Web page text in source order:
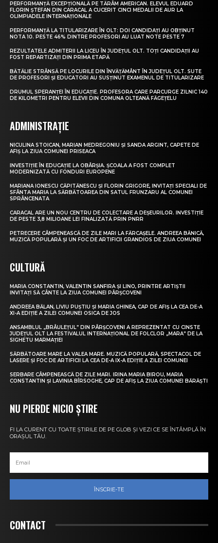
PERFORMANȚĂ EXCEPȚIONALĂ PE TĂRÂM AMERICAN. ELEVUL EDUARD
FLORIN ȘTEFAN DIN CARACAL A CUCERIT CINCI MEDALII DE AUR LA
OLIMPIADELE INTERNAȚIONALE
PERFORMANȚĂ LA TITULARIZARE ÎN OLT: DOI CANDIDAȚI AU OBȚINUT
NOTA 10. PESTE 46% DINTRE PROFESORI AU LUAT NOTE PESTE 7
REZULTATELE ADMITERII LA LICEU ÎN JUDEȚUL OLT. TOȚI CANDIDAȚII AU
FOST REPARTIZAȚI DIN PRIMA ETAPĂ
BĂTĂLIE STRÂNSĂ PE LOCURILE DIN ÎNVĂȚĂMÂNT ÎN JUDEȚUL OLT. SUTE
DE PROFESORI ȘI EDUCATORI AU SUSȚINUT EXAMENUL DE TITULARIZARE
DRUMUL SPERANȚEI ÎN EDUCAȚIE. PROFESORA CARE PARCURGE ZILNIC 140
DE KILOMETRI PENTRU ELEVII DIN COMUNA OLTEANĂ FĂGEȚELU
ADMINISTRAȚIE
NICULINA STOICAN, MARIAN MEDREGONIU ȘI SANDA ARGINT, CAPETE DE
AFIȘ LA ZIUA COMUNEI PRISEACA
INVESTIȚIE ÎN EDUCAȚIE LA OBÂRȘIA. ȘCOALA A FOST COMPLET
MODERNIZATĂ CU FONDURI EUROPENE
MARIANA IONESCU CĂPITĂNESCU ȘI FLORIN GRIGORE, INVITAȚI SPECIALI DE
SFÂNTA MARIA LA SĂRBĂTOAREA DIN SATUL FRUNZARU AL COMUNEI
SPRÂNCENATA
CARACAL ARE UN NOU CENTRU DE COLECTARE A DEȘEURILOR. INVESTIȚIE
DE PESTE 3,8 MILIOANE LEI FINALIZATĂ PRIN PNRR
PETRECERE CÂMPENEASCĂ DE ZILE MARI LA FĂRCAȘELE. ANDREEA BĂNICĂ,
MUZICĂ POPULARĂ ȘI UN FOC DE ARTIFICII GRANDIOS DE ZIUA COMUNEI
CULTURĂ
MARIA CONSTANTIN, VALENTIN SANFIRA ȘI LINO, PRINTRE ARTIȘTII
INVITAȚI SĂ CÂNTE LA ZIUA COMUNEI PÂRȘCOVENI
ANDREEA BĂLAN, LIVIU PUȘTIU ȘI MARIA GHINEA, CAP DE AFIȘ LA CEA DE-A
XI-A EDIȚIE A ZILEI COMUNEI OSICA DE JOS
ANSAMBLUL „BRÂULEȚUL” DIN PÂRȘCOVENI A REPREZENTAT CU CINSTE
JUDEȚUL OLT LA FESTIVALUL INTERNAȚIONAL DE FOLCLOR „MARA” DE LA
SIGHETU MARMAȚIEI
SĂRBĂTOARE MARE LA VALEA MARE. MUZICĂ POPULARĂ, SPECTACOL DE
LASERE ȘI FOC DE ARTIFICII LA CEA DE-A IX-A EDIȚIE A ZILEI COMUNEI
SERBARE CÂMPENEASCĂ DE ZILE MARI. IRINA MARIA BIROU, MARIA
CONSTANTIN ȘI LAVINIA BÎRSOGHE, CAP DE AFIȘ LA ZIUA COMUNEI BĂRĂȘTI
NU PIERDE NICIO ȘTIRE
FI LA CURENT CU TOATE ȘTIRILE DE PE GLOB ȘI VEZI CE SE ÎNTÂMPLĂ ÎN
ORAȘUL TĂU.
ÎNSCRIE-TE
CONTACT